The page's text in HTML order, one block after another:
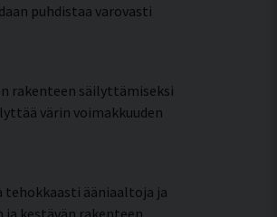
puhdistaa varovasti
rakenteen säilyttämiseksi
värin voimakkuuden
tehokkaasti ääniaaltoja ja
ja kestävän rakenteen.